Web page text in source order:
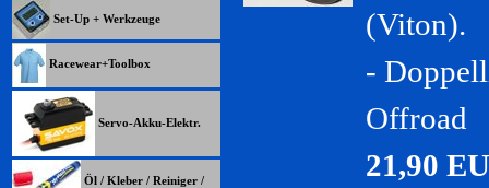
Set-Up + Werkzeuge
Racewear+Toolbox
Servo-Akku-Elektr.
Öl / Kleber / Reiniger /
(Viton).
-
Offroad
21,90